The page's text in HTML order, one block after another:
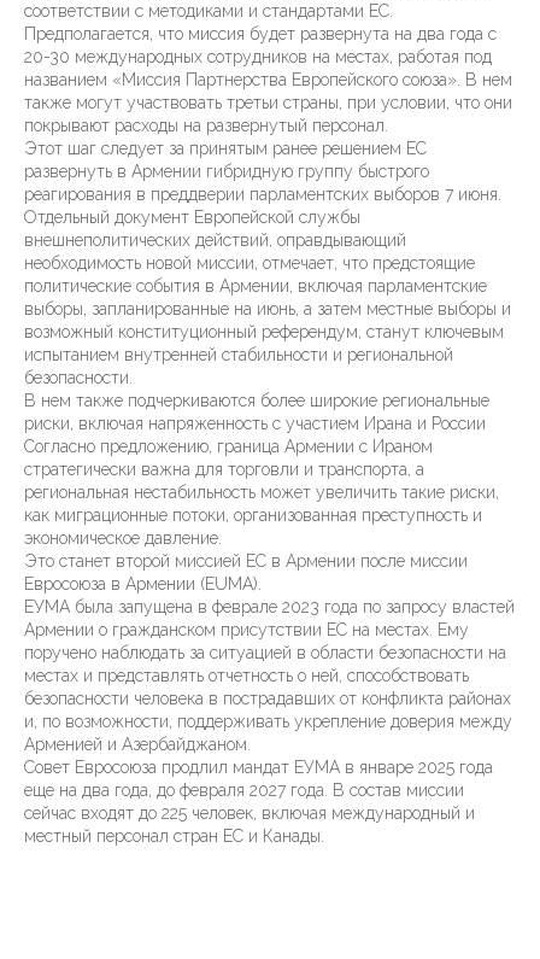
соответствии с методиками и стандартами ЕС.
Предполагается, что миссия будет развернута на два года с
20-30 международных сотрудников на местах, работая под
названием «Миссия Партнерства Европейского союза». В нем
также могут участвовать третьи страны, при условии, что они
покрывают расходы на развернутый персонал.
Этот шаг следует за принятым ранее решением ЕС
развернуть в Армении гибридную группу быстрого
реагирования в преддверии парламентских выборов 7 июня.
Отдельный документ Европейской службы
внешнеполитических действий, оправдывающий
необходимость новой миссии, отмечает, что предстоящие
политические события в Армении, включая парламентские
выборы, запланированные на июнь, а затем местные выборы и
возможный конституционный референдум, станут ключевым
испытанием внутренней стабильности и региональной
безопасности.
В нем также подчеркиваются более широкие региональные
риски, включая напряженность с участием Ирана и России
Согласно предложению, граница Армении с Ираном
стратегически важна для торговли и транспорта, а
региональная нестабильность может увеличить такие риски,
как миграционные потоки, организованная преступность и
экономическое давление.
Это станет второй миссией ЕС в Армении после миссии
Евросоюза в Армении (EUMA).
ЕУМА была запущена в феврале 2023 года по запросу властей
Армении о гражданском присутствии ЕС на местах. Ему
поручено наблюдать за ситуацией в области безопасности на
местах и представлять отчетность о ней, способствовать
безопасности человека в пострадавших от конфликта районах
и, по возможности, поддерживать укрепление доверия между
Арменией и Азербайджаном.
Совет Евросоюза продлил мандат ЕУМА в январе 2025 года
еще на два года, до февраля 2027 года. В состав миссии
сейчас входят до 225 человек, включая международный и
местный персонал стран ЕС и Канады.